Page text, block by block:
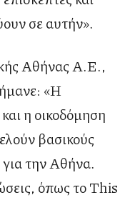
σε αυτήν».
Αθήνας Α.Ε.,
«Η
η οικοδόμηση
βασικούς
για την Αθήνα.
όπως το This